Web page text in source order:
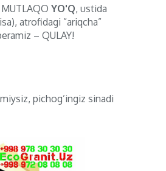
YO'Q, ustida
atrofidagi ”ariqcha”
– QULAY!
pichog’ingiz sinadi